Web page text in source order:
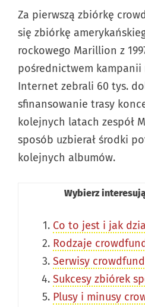
Za pierwszą zbiórkę
się zbiórkę
rockowego Marillion z
pośrednictwem kampanii
Internet zebrali 60 tys.
sfinansowanie trasy
kolejnych latach zespół
sposób uzbierał środki
kolejnych albumów.
Wybierz
Co to jest i jak
Rodzaje
Serwisy
Sukcesy zbiórek
Plusy i minusy